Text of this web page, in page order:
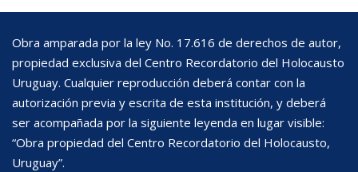
Obra amparada por la ley No. 17.616 de derechos de autor,
propiedad exclusiva del Centro Recordatorio del Holocausto
Uruguay. Cualquier reproducción deberá contar con la
autorización previa y escrita de esta institución, y deberá
ser acompañada por la siguiente leyenda en lugar visible:
“Obra propiedad del Centro Recordatorio del Holocausto,
Uruguay”.